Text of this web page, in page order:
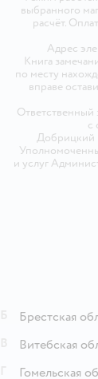
выбранного
расчёт.
Адрес
Книга
по месту
вправе
Ответственный
с
Добрицкий
и услуг
Брестская
Витебская
Гомельская